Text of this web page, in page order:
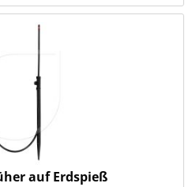
auf Erdspieß